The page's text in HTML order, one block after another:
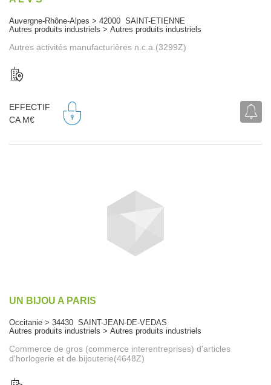
Auvergne-Rhône-Alpes > 42000 SAINT-ETIENNE
Autres produits industriels > Autres produits industriels
Autres activités manufacturières n.c.a.(3299Z)
EFFECTIF
CA M€
UN BIJOU A PARIS
Occitanie > 34430 SAINT-JEAN-DE-VEDAS
Autres produits industriels > Autres produits industriels
Commerce de gros (commerce interentreprises) d'articles
d'horlogerie et de bijouterie(4648Z)